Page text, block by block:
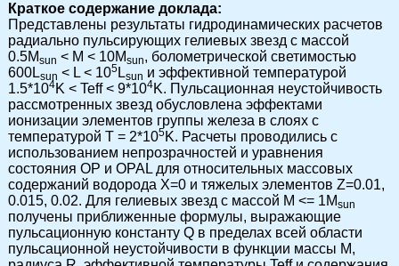
Краткое содержание доклада:
Представлены результаты гидродинамических расчетов
радиально пульсирующих гелиевых звезд с массой
0.5Msun < M < 10Msun, болометрической светимостью
600Lsun < L < 105 Lsun и эффективной температурой
1.5*104K < Teff < 9*104K. Пульсационная неустойчивость
рассмотренных звезд обусловлена эффектами
ионизации элементов группы железа в слоях с
температурой T = 2*105K. Расчеты проводились с
использованием непрозрачностей и уравнения
состояния OP и OPAL для относительных массовых
содержаний водорода X=0 и тяжелых элементов Z=0.01,
0.015, 0.02. Для гелиевых звезд с массой M <= 1Msun
получены приближенные формулы, выражающие
пульсационную константу Q в пределах всей области
пульсационной неустойчивости в функции массы M,